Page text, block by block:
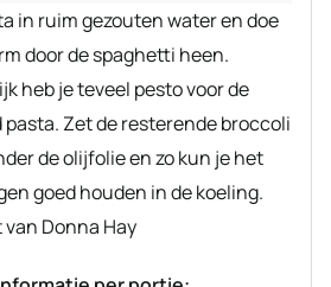
in ruim gezouten water en doe
door de spaghetti heen.
heb je teveel pesto voor de
Zet de resterende broccoli
de olijfolie en zo kun je het
goed houden in de koeling.
Donna Hay